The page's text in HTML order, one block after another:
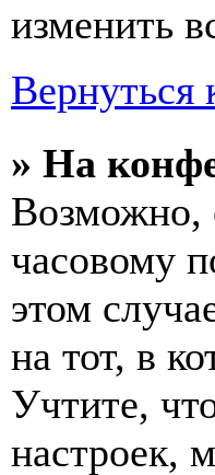
изменить
Вернуться
» На
Возможно,
часовому
этом
на тот, в
Учтите,
настроек,